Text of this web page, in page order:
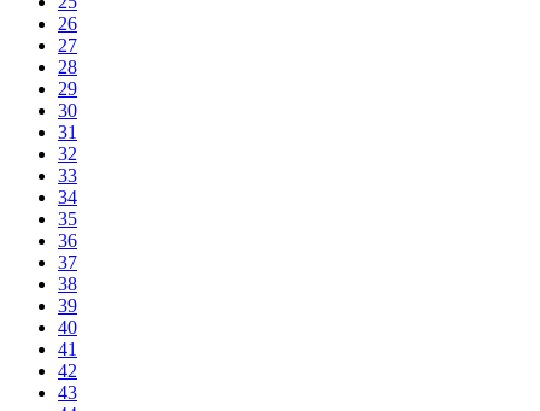
26
27
28
29
30
31
32
33
34
35
36
37
38
39
40
41
42
43